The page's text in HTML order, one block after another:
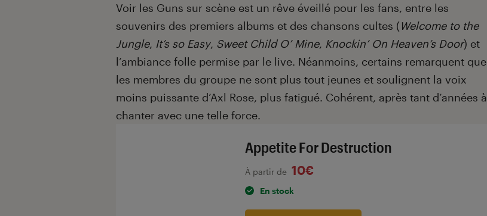
Voir les Guns sur scène est un rêve éveillé pour les fans, entre les
souvenirs des premiers albums et des chansons cultes ( Welcome to the
Jungle, It’s so Easy, Sweet Child O’ Mine, Knockin’ On Heaven’s Door) et
l’ambiance folle permise par le live. Néanmoins, certains remarquent que
les membres du groupe ne sont plus tout jeunes et soulignent la voix
moins puissante d’Axl Rose, plus fatigué. Cohérent, après tant d’années à
chanter avec une telle force.
Appetite For Destruction
À partir de 10€
En stock